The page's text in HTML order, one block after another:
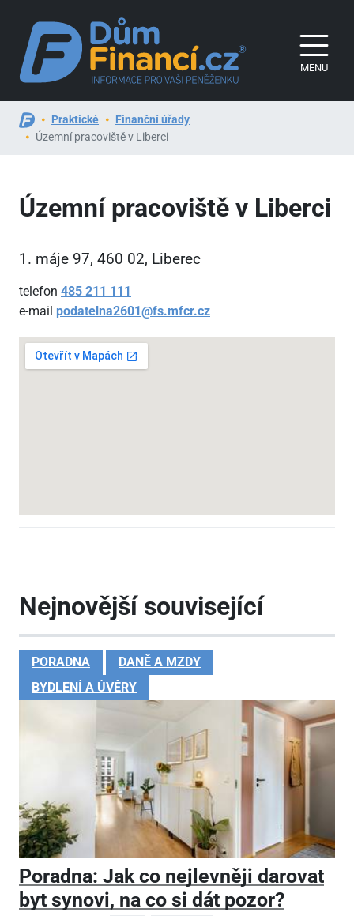
MENU
Praktické
Finanční úřady
Územní pracoviště v Liberci
Územní pracoviště v Liberci
1. máje 97, 460 02, Liberec
telefon 485 211 111
e-mail podatelna2601@fs.mfcr.cz
Nejnovější související
PORADNA
DANĚ A MZDY
BYDLENÍ A ÚVĚRY
Poradna: Jak co nejlevněji darovat
byt synovi, na co si dát pozor?